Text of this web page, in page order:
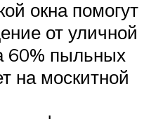
окна помогут
от уличной
60% пыльных
на москитной